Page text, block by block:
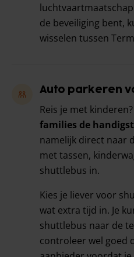
de beveiliging bent,
wisselen tussen
Auto parkeren
Reis je met kinderen?
families de
namelijk direct naar
met tassen,
shuttlebus in.
Kies je liever voor
wat extra tijd in. Je
shuttlebus naar de
controleer wel goed